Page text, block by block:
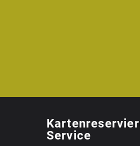
Service